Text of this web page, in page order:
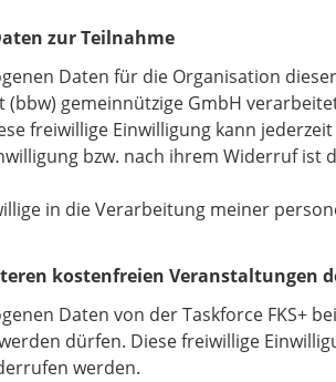
zur Teilnahme
Daten für die Organisation
(bbw) gemeinnützige GmbH
freiwillige Einwilligung kann
bzw. nach ihrem Widerruf ist
in die Verarbeitung meiner
kostenfreien Veranstaltungen
Daten von der Taskforce FKS+
dürfen. Diese freiwillige
werden.